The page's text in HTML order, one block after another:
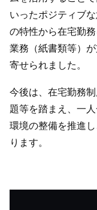
いったポジティブ
の特性から在宅勤
業務（紙書類等）
寄せられました。
今後は、在宅勤務
題等を踏まえ、一
環境の整備を推進
ります。